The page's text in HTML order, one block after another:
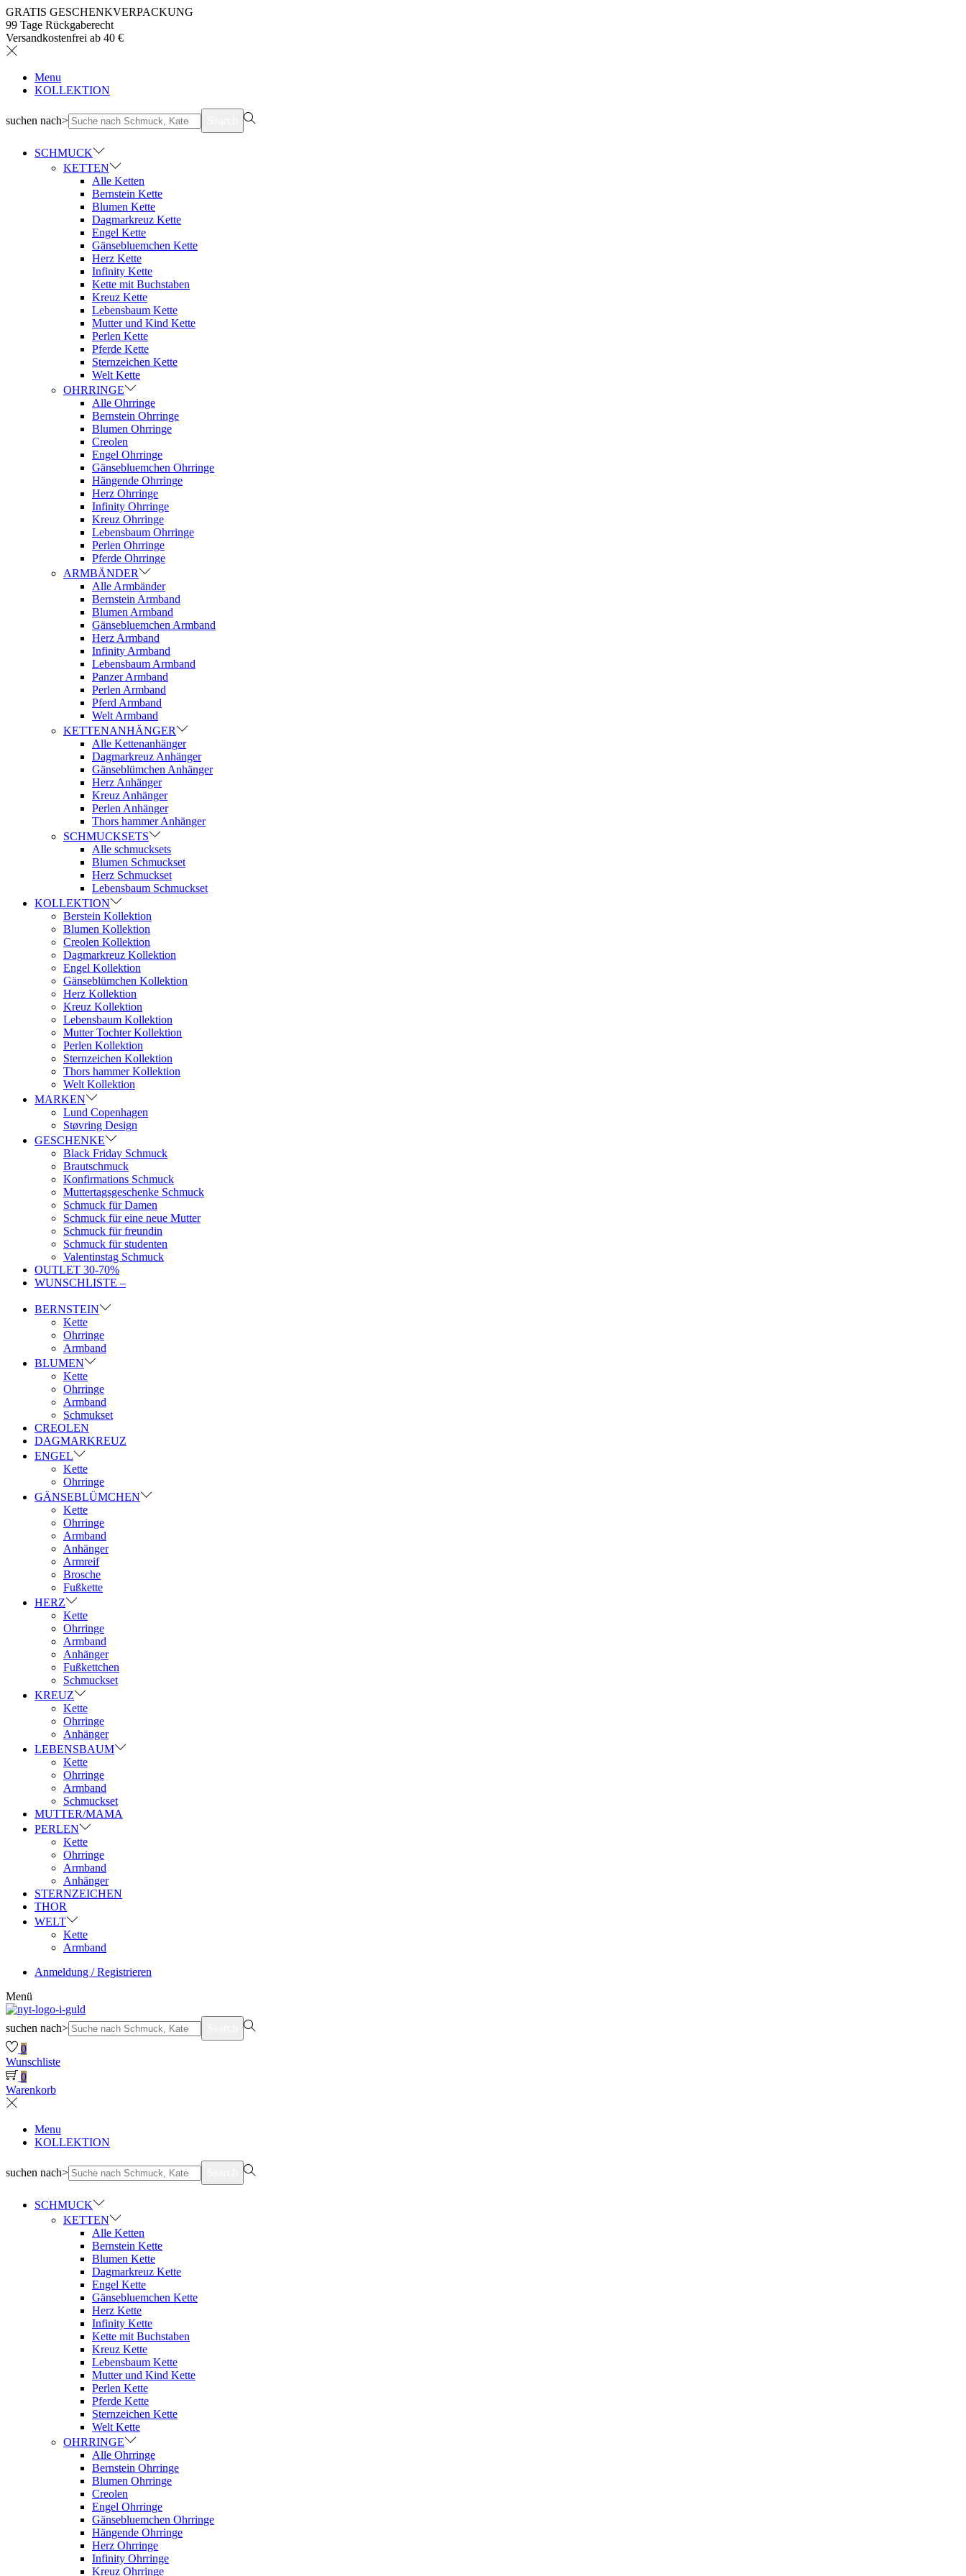
GRATIS GESCHENKVERPACKUNG
99 Tage Rückgaberecht
Versandkostenfrei ab 40 €
Menu
KOLLEKTION
suchen nach>
SCHMUCK
KETTEN
Alle Ketten
Bernstein Kette
Blumen Kette
Dagmarkreuz Kette
Engel Kette
Gänsebluemchen Kette
Herz Kette
Infinity Kette
Kette mit Buchstaben
Kreuz Kette
Lebensbaum Kette
Mutter und Kind Kette
Perlen Kette
Pferde Kette
Sternzeichen Kette
Welt Kette
OHRRINGE
Alle Ohrringe
Bernstein Ohrringe
Blumen Ohrringe
Creolen
Engel Ohrringe
Gänsebluemchen Ohrringe
Hängende Ohrringe
Herz Ohrringe
Infinity Ohrringe
Kreuz Ohrringe
Lebensbaum Ohrringe
Perlen Ohrringe
Pferde Ohrringe
ARMBÄNDER
Alle Armbänder
Bernstein Armband
Blumen Armband
Gänsebluemchen Armband
Herz Armband
Infinity Armband
Lebensbaum Armband
Panzer Armband
Perlen Armband
Pferd Armband
Welt Armband
KETTENANHÄNGER
Alle Kettenanhänger
Dagmarkreuz Anhänger
Gänseblümchen Anhänger
Herz Anhänger
Kreuz Anhänger
Perlen Anhänger
Thors hammer Anhänger
SCHMUCKSETS
Alle schmucksets
Blumen Schmuckset
Herz Schmuckset
Lebensbaum Schmuckset
KOLLEKTION
Berstein Kollektion
Blumen Kollektion
Creolen Kollektion
Dagmarkreuz Kollektion
Engel Kollektion
Gänseblümchen Kollektion
Herz Kollektion
Kreuz Kollektion
Lebensbaum Kollektion
Mutter Tochter Kollektion
Perlen Kollektion
Sternzeichen Kollektion
Thors hammer Kollektion
Welt Kollektion
MARKEN
Lund Copenhagen
Støvring Design
GESCHENKE
Black Friday Schmuck
Brautschmuck
Konfirmations Schmuck
Muttertagsgeschenke Schmuck
Schmuck für Damen
Schmuck für eine neue Mutter
Schmuck für freundin
Schmuck für studenten
Valentinstag Schmuck
OUTLET 30-70%
WUNSCHLISTE –
BERNSTEIN
Kette
Ohrringe
Armband
BLUMEN
Kette
Ohrringe
Armband
Schmukset
CREOLEN
DAGMARKREUZ
ENGEL
Kette
Ohrringe
GÄNSEBLÜMCHEN
Kette
Ohrringe
Armband
Anhänger
Armreif
Brosche
Fußkette
HERZ
Kette
Ohrringe
Armband
Anhänger
Fußkettchen
Schmuckset
KREUZ
Kette
Ohrringe
Anhänger
LEBENSBAUM
Kette
Ohrringe
Armband
Schmuckset
MUTTER/MAMA
PERLEN
Kette
Ohrringe
Armband
Anhänger
STERNZEICHEN
THOR
WELT
Kette
Armband
Anmeldung / Registrieren
Menü
suchen nach>
0
Wunschliste
0
Warenkorb
Menu
KOLLEKTION
suchen nach>
SCHMUCK
KETTEN
Alle Ketten
Bernstein Kette
Blumen Kette
Dagmarkreuz Kette
Engel Kette
Gänsebluemchen Kette
Herz Kette
Infinity Kette
Kette mit Buchstaben
Kreuz Kette
Lebensbaum Kette
Mutter und Kind Kette
Perlen Kette
Pferde Kette
Sternzeichen Kette
Welt Kette
OHRRINGE
Alle Ohrringe
Bernstein Ohrringe
Blumen Ohrringe
Creolen
Engel Ohrringe
Gänsebluemchen Ohrringe
Hängende Ohrringe
Herz Ohrringe
Infinity Ohrringe
Kreuz Ohrringe